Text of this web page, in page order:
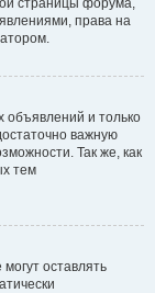
страницы форума,
права на
и только
важную
Так же, как
тем
оставлять